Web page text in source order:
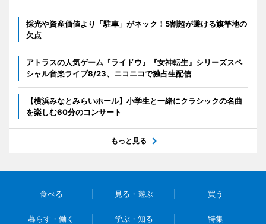
採光や資産価値より「駐車」がネック！5割超が避ける旗竿地の
欠点
アトラスの人気ゲーム『ライドウ』『女神転生』シリーズスペ
シャル音楽ライブ8/23、ニコニコで独占生配信
【横浜みなとみらいホール】小学生と一緒にクラシックの名曲
を楽しむ60分のコンサート
もっと見る
食べる 見る・遊ぶ 買う
暮らす・働く 学ぶ・知る 特集